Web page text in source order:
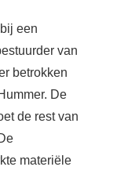
een
van
betrokken
De
de rest van
materiële